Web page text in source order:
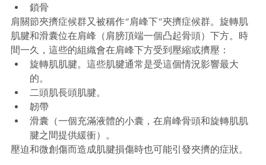
鎖骨
肩關節夾擠症候群又被稱作“肩峰下”夾擠症候群。旋轉肌
肌腱和滑囊位在肩峰（肩膀頂端一個凸起骨頭）下方。時
間一久，這些的組織會在肩峰下方受到壓縮或擠壓：
旋轉肌肌腱。這些肌腱通常是受這個情況影響最大
的。
二頭肌長頭肌腱。
韌帶
滑囊（一個充滿液體的小囊，在肩峰骨頭和旋轉肌肌
腱之間提供緩衝）。
壓迫和微創傷而造成肌腱損傷時也可能引發夾擠的症狀。